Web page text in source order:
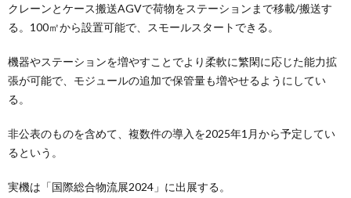
クレーンとケース搬送AGVで荷物をステーションまで移載/搬送す
る。100㎡から設置可能で、スモールスタートできる。
機器やステーションを増やすことでより柔軟に繁閑に応じた能力拡
張が可能で、モジュールの追加で保管量も増やせるようにしてい
る。
非公表のものを含めて、複数件の導入を2025年1月から予定してい
るという。
実機は「国際総合物流展2024」に出展する。